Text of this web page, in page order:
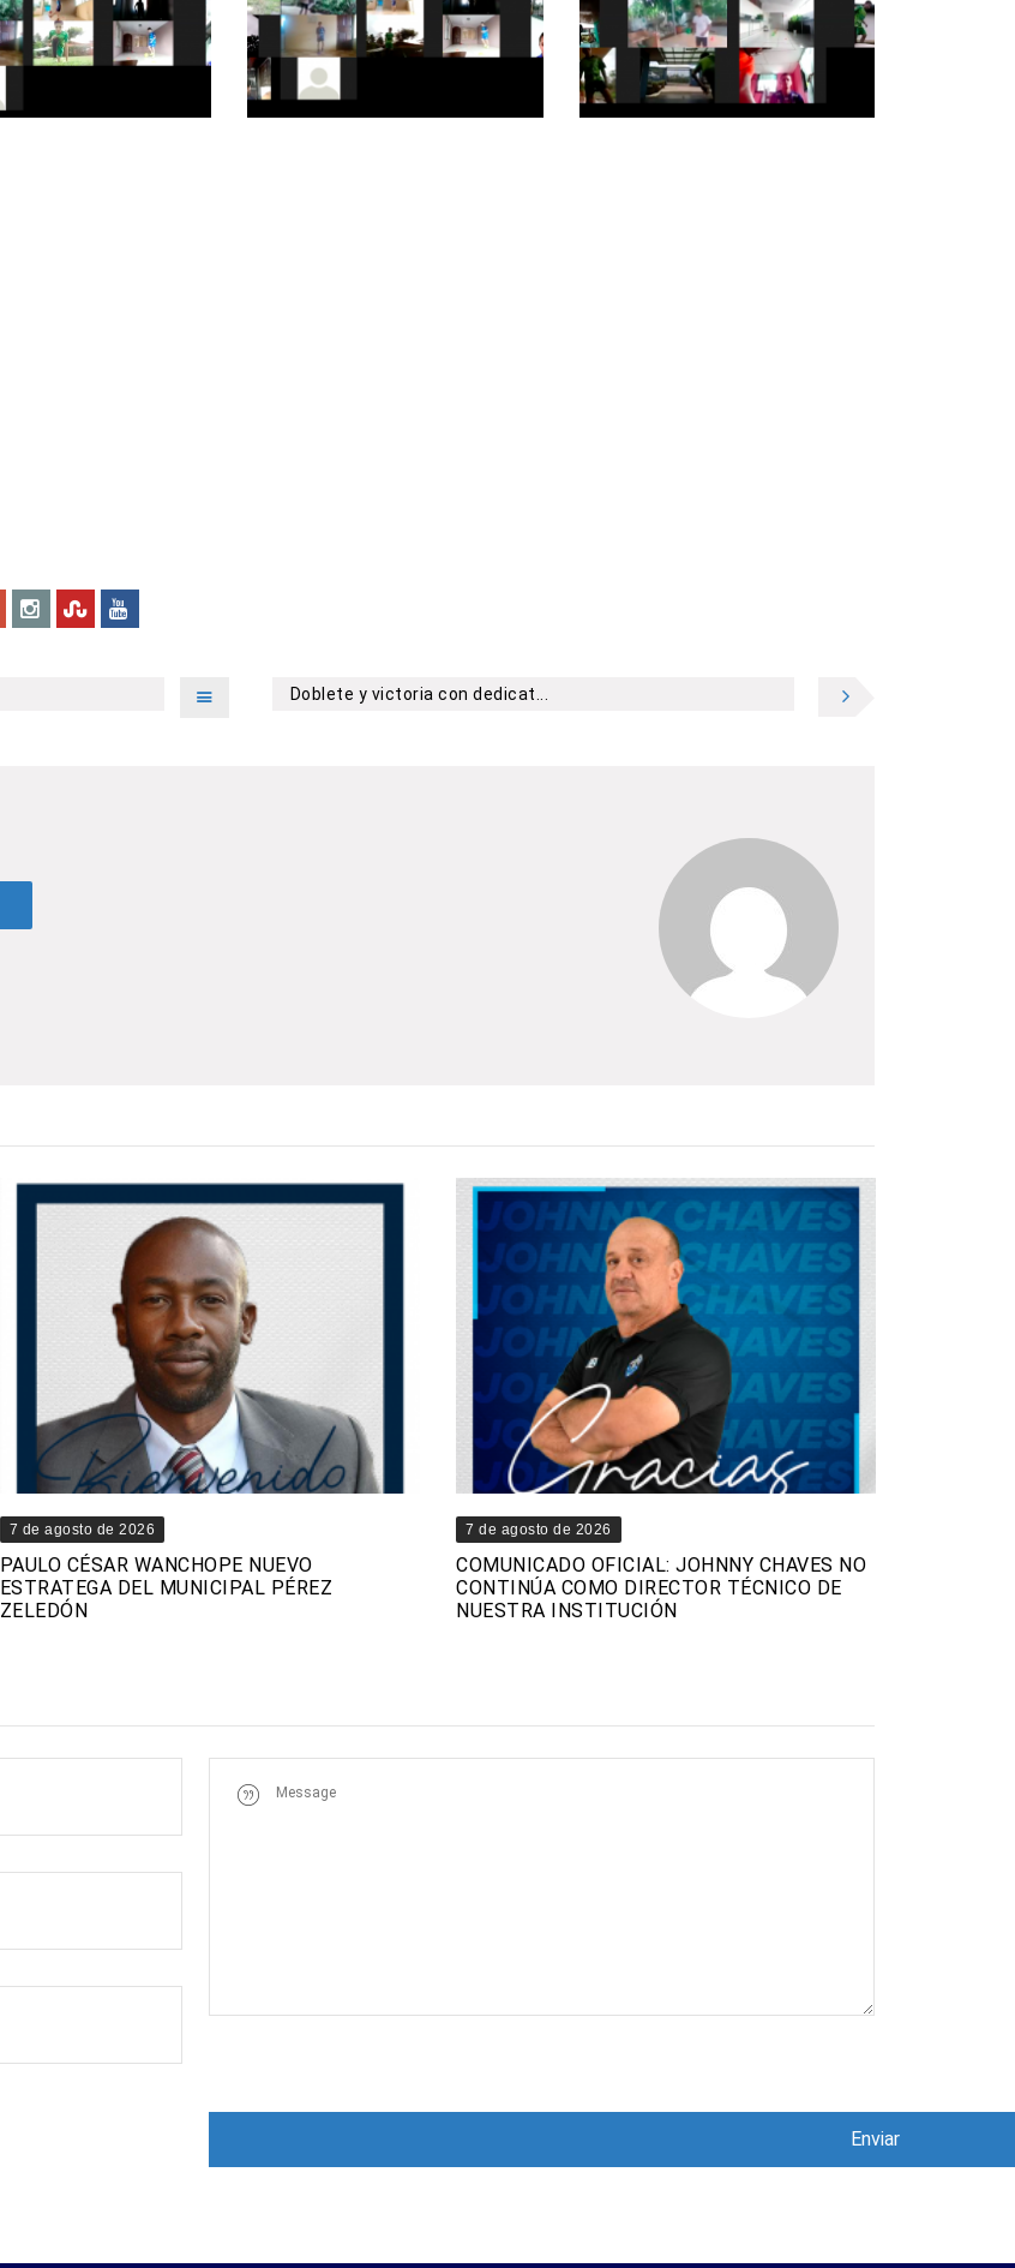
Doblete y victoria con dedicat...
7 de agosto de 2026
PAULO CÉSAR WANCHOPE NUEVO
ESTRATEGA DEL MUNICIPAL PÉREZ
ZELEDÓN
7 de agosto de 2026
COMUNICADO OFICIAL: JOHNNY CHAVES NO
CONTINÚA COMO DIRECTOR TÉCNICO DE
NUESTRA INSTITUCIÓN